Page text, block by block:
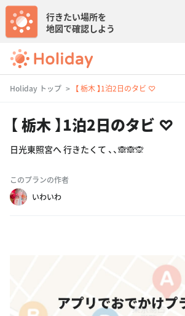
行きたい場所を
地図で確認しよう
Holiday トップ 【 栃木 】1泊2日のタビ ♡
【 栃木 】1泊2日のタビ ♡
日光東照宮へ 行きたくて 、、🙈🙈🙊
このプランの作者
いわいわ